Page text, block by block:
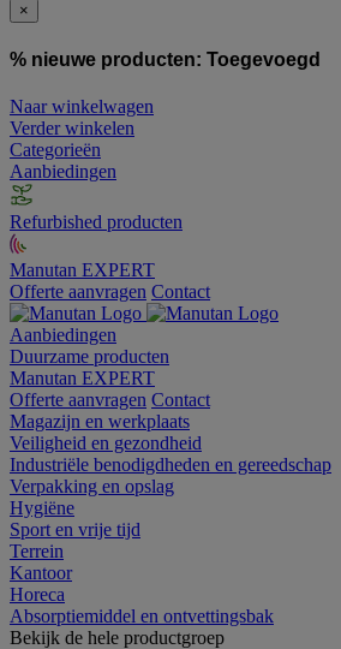
×
% nieuwe producten: Toegevoegd
Naar winkelwagen
Verder winkelen
Categorieën
Aanbiedingen
Refurbished producten
Manutan EXPERT
Offerte aanvragen Contact
Aanbiedingen
Duurzame producten
Manutan EXPERT
Offerte aanvragen Contact
Magazijn en werkplaats
Veiligheid en gezondheid
Industriële benodigdheden en gereedschap
Verpakking en opslag
Hygiëne
Sport en vrije tijd
Terrein
Kantoor
Horeca
Absorptiemiddel en ontvettingsbak
Bekijk de hele productgroep